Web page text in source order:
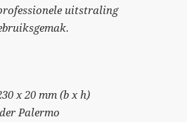
uitstraling
x 20 mm (b x h)
Palermo